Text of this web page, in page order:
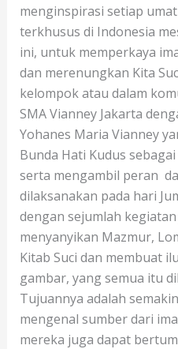
menginspirasi setiap
terkhusus di Indonesia
ini, untuk memperkaya
dan merenungkan Kita
kelompok atau dalam
SMA Vianney Jakarta
Yohanes Maria Vianney
Bunda Hati Kudus
serta mengambil peran
dilaksanakan pada hari
dengan sejumlah
menyanyikan Mazmur,
Kitab Suci dan membuat
gambar, yang semua itu
Tujuannya adalah
mengenal sumber dari
mereka juga dapat